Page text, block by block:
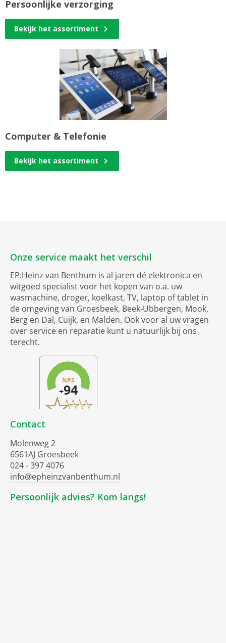
Persoonlijke verzorging
Bekijk het assortiment
Computer & Telefonie
Bekijk het assortiment
Onze service maakt het verschil
EP:Heinz van Benthum is al jaren dé elektronica en
witgoed specialist voor het kopen van o.a. uw
wasmachine, droger, koelkast, TV, laptop of tablet in
de omgeving van Groesbeek, Beek-Ubbergen, Mook,
Berg en Dal, Cuijk, en Malden. Ook voor al uw vragen
over service en reparatie kunt u natuurlijk bij ons
terecht.
Contact
Molenweg 2
6561AJ Groesbeek
024 - 397 4076
info@epheinzvanbenthum.nl
Persoonlijk advies? Kom langs!